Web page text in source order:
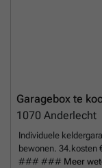
Garagebox te
1070 Anderlecht
Individuele
bewonen. 34.kosten
### ### Meer